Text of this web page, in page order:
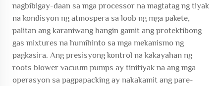
nagbibigay-daan sa mga processor na magtatag ng tiyak
na kondisyon ng atmospera sa loob ng mga pakete,
palitan ang karaniwang hangin gamit ang protektibong
gas mixtures na humihinto sa mga mekanismo ng
pagkasira. Ang presisyong kontrol na kakayahan ng
roots blower vacuum pumps ay tinitiyak na ang mga
operasyon sa pagpapacking ay nakakamit ang pare-